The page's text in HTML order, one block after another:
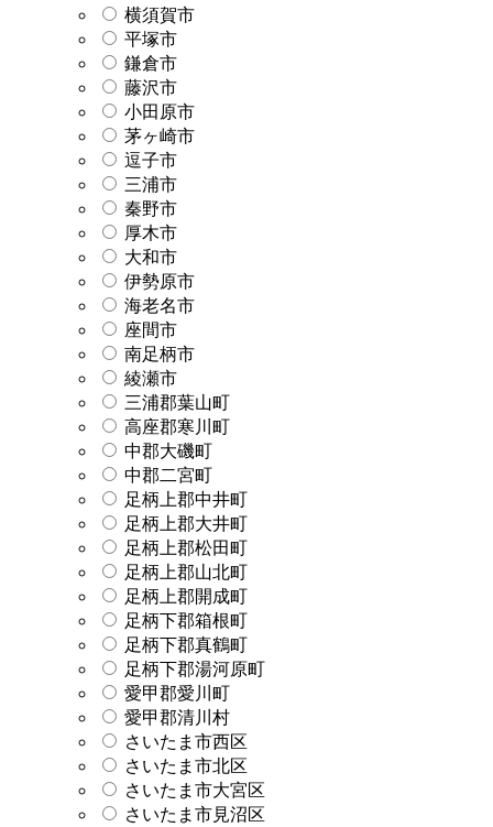
横須賀市
平塚市
鎌倉市
藤沢市
小田原市
茅ヶ崎市
逗子市
三浦市
秦野市
厚木市
大和市
伊勢原市
海老名市
座間市
南足柄市
綾瀬市
三浦郡葉山町
高座郡寒川町
中郡大磯町
中郡二宮町
足柄上郡中井町
足柄上郡大井町
足柄上郡松田町
足柄上郡山北町
足柄上郡開成町
足柄下郡箱根町
足柄下郡真鶴町
足柄下郡湯河原町
愛甲郡愛川町
愛甲郡清川村
さいたま市西区
さいたま市北区
さいたま市大宮区
さいたま市見沼区